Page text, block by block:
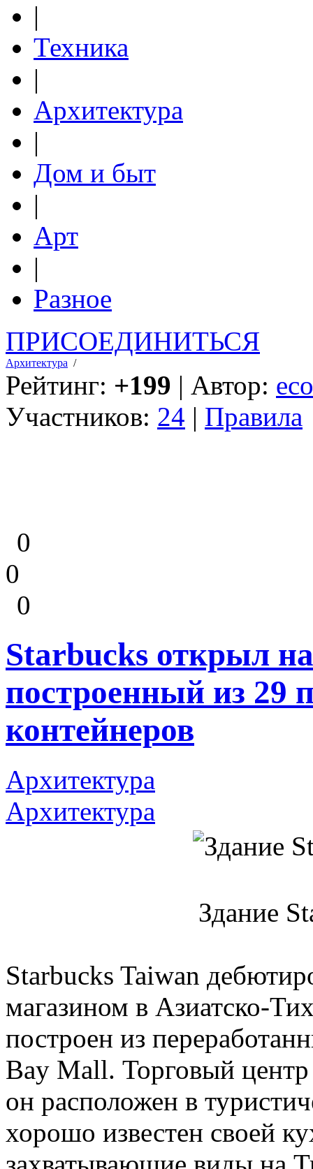
|
Техника
|
Архитектура
|
Дом и быт
|
Арт
|
Разное
ПРИСОЕДИНИТЬСЯ
Архитектура /
Рейтинг: +199 | Автор:
Участников: 24 | Правила
0
0
0
Starbucks открыл
построенный из 29
контейнеров
Архитектура
Архитектура
Здание
Starbucks Taiwan
магазином в Азиатско-
построен из
Bay Mall. Торговый
он расположен в
хорошо известен своей